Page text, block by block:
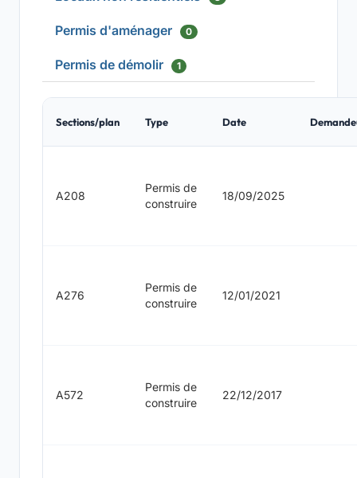
Permis d'aménager 0
Permis de démolir 1
Sections/plan Type Date
A208
Permis de
construire
18/09/2025
A276
Permis de
construire
12/01/2021
A572
Permis de
construire
22/12/2017